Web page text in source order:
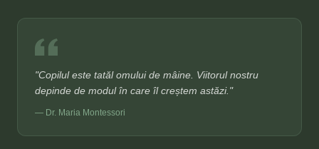
"Copilul este tatăl omului de mâine. Viitorul nostru
depinde de modul în care îl creștem astăzi."
— Dr. Maria Montessori